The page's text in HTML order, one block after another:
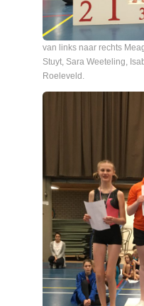
van links naar rechts
Stuyt, Sara Weeteling,
Roeleveld.